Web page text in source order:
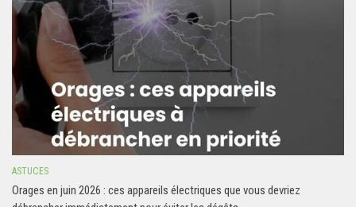
ASTUCES
Orages en juin 2026 : ces appareils électriques que vous devriez